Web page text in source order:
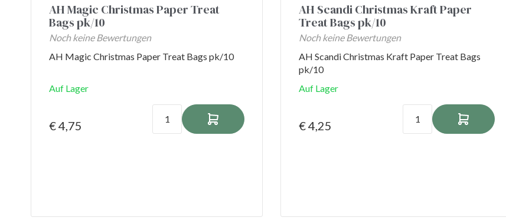
AH Magic Christmas Paper Treat
Bags pk/10
Noch keine Bewertungen
AH Magic Christmas Paper Treat Bags pk/10
Auf Lager
€ 4,75
AH Scandi Christmas Kraft Paper
Treat Bags pk/10
Noch keine Bewertungen
AH Scandi Christmas Kraft Paper Treat Bags
pk/10
Auf Lager
€ 4,25